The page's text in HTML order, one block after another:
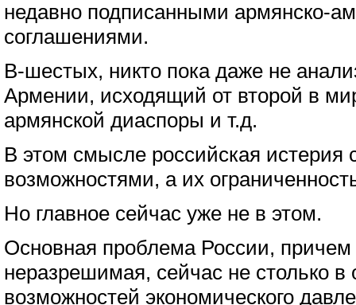
недавно подписанными армянско-
соглашениями.
В-шестых, никто пока даже не
Армении, исходящий от второй в
армянской диаспоры и т.д.
В этом смысле российская истерия
возможностями, а их
Но главное сейчас уже не в этом.
Основная проблема России,
неразрешимая, сейчас не столько в
возможностей экономического